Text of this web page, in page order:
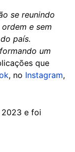
se reunindo
e sem
país.
um
que
, no Instagram,
2023 e foi